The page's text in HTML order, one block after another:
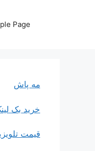
Page
مه پاش
خرید بک
قیمت